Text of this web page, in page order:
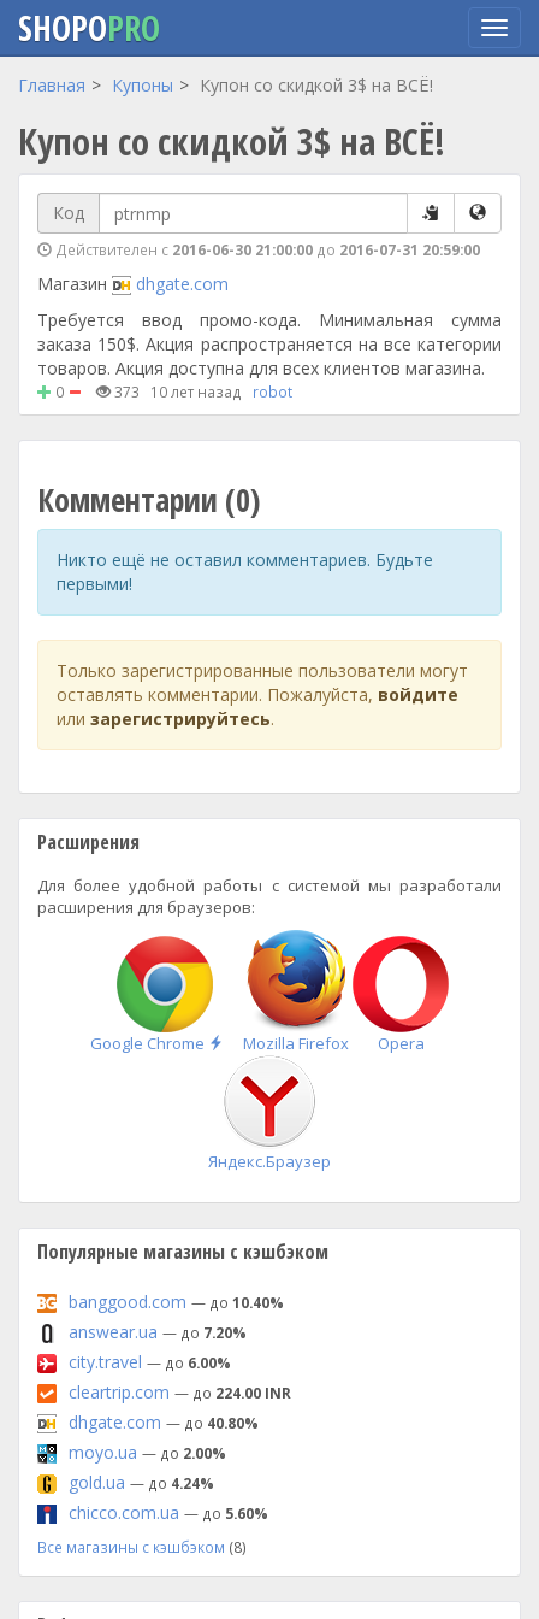
Перейти
основному
содержанию
SHOPOPRO
Главная Купоны Купон со скидкой 3$ на ВСЁ!
Купон со скидкой 3$ на ВСЁ!
Код
Действителен с 2016-06-30 21:00:00 до 2016-07-31 20:59:00
Магазин
dhgate.com
Требуется ввод промо-кода. Минимальная сумма
заказа 150$. Акция распространяется на все категории
товаров. Акция доступна для всех клиентов магазина.
0 373 10 лет назад robot
Комментарии (0)
Никто ещё не оставил комментариев. Будьте
первыми!
Только зарегистрированные пользователи могут
оставлять комментарии. Пожалуйста, войдите
или зарегистрируйтесь.
Расширения
Для более удобной работы с системой мы разработали
расширения для браузеров:
Google Chrome
Быстрая
установка
Mozilla Firefox Opera
Яндекс.Браузер
Популярные магазины с кэшбэком
banggood.com — до 10.40%
answear.ua — до 7.20%
city.travel — до 6.00%
cleartrip.com — до 224.00 INR
dhgate.com — до 40.80%
moyo.ua — до 2.00%
gold.ua — до 4.24%
chicco.com.ua — до 5.60%
Все магазины с кэшбэком (8)